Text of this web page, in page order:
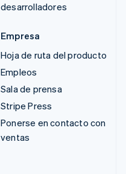
desarrolladores
Empresa
Hoja de ruta del producto
Empleos
Sala de prensa
Stripe Press
Ponerse en contacto con
ventas